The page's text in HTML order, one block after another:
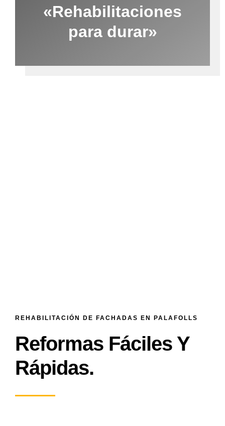
«Rehabilitaciones
para durar»
REHABILITACIÓN DE FACHADAS EN PALAFOLLS
Reformas Fáciles Y
Rápidas.